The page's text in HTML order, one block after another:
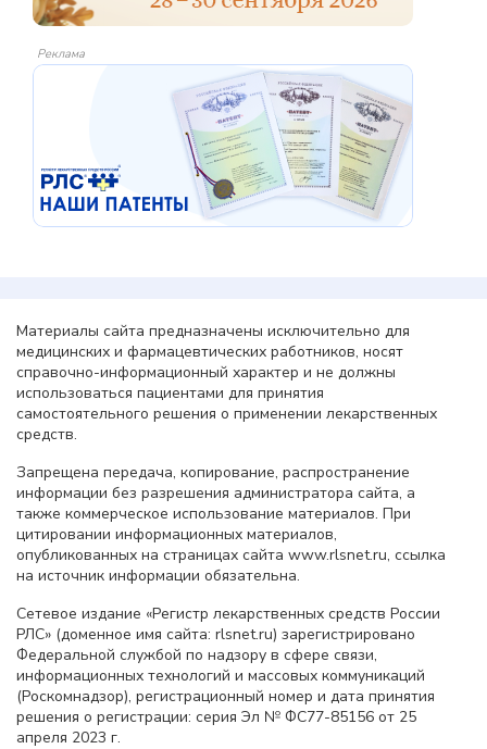
Реклама
Материалы сайта предназначены исключительно для
медицинских и фармацевтических работников, носят
справочно-информационный характер и не должны
использоваться пациентами для принятия
самостоятельного решения о применении лекарственных
средств.
Запрещена передача, копирование, распространение
информации без разрешения администратора сайта, а
также коммерческое использование материалов. При
цитировании информационных материалов,
опубликованных на страницах сайта www.rlsnet.ru, ссылка
на источник информации обязательна.
Сетевое издание «Регистр лекарственных средств России
РЛС» (доменное имя сайта: rlsnet.ru) зарегистрировано
Федеральной службой по надзору в сфере связи,
информационных технологий и массовых коммуникаций
(Роскомнадзор), регистрационный номер и дата принятия
решения о регистрации: серия Эл № ФС77-85156 от 25
апреля 2023 г.